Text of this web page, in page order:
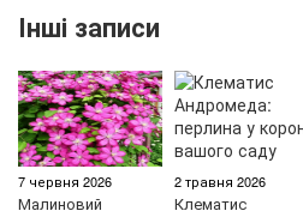
Інші записи
7 червня 2026
Малиновий
2 травня 2026
Клематис